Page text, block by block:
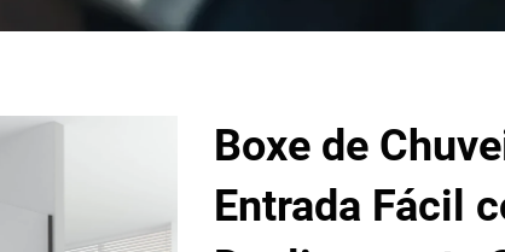
Boxe de
Entrada Fácil